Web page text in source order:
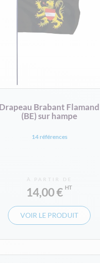
Drapeau Brabant Flamand
(BE) sur hampe
14 références
À PARTIR DE
14,00 €
VOIR LE PRODUIT